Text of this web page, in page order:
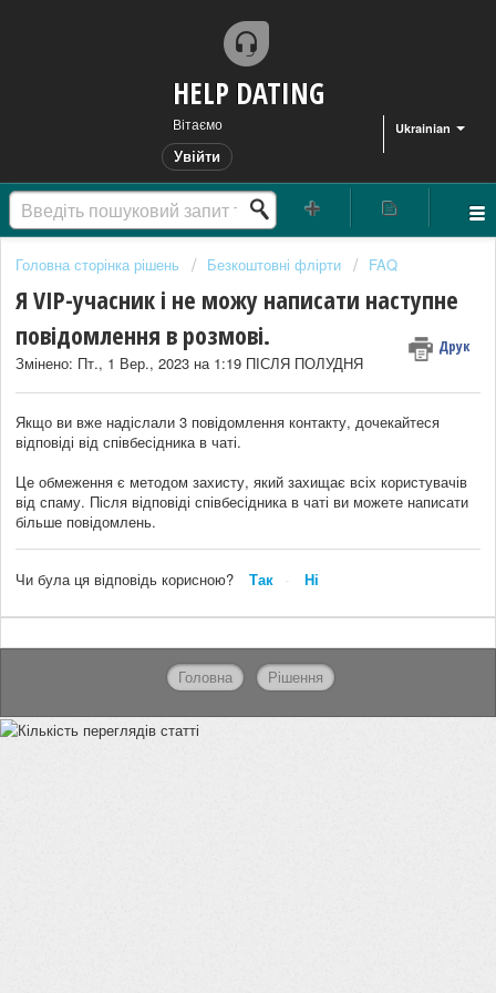
HELP DATING
Ukrainian
Вітаємо
Увійти
Головна сторінка рішень Безкоштовні флірти FAQ
Я VIP-учасник і не можу написати наступне
повідомлення в розмові.
Друк
Змінено: Пт., 1 Вер., 2023 на 1:19 ПІСЛЯ ПОЛУДНЯ
Якщо ви вже надіслали 3 повідомлення контакту, дочекайтеся
відповіді від співбесідника в чаті.
Це обмеження є методом захисту, який захищає всіх користувачів
від спаму. Після відповіді співбесідника в чаті ви можете написати
більше повідомлень.
Чи була ця відповідь корисною? Так Ні
Головна Рішення